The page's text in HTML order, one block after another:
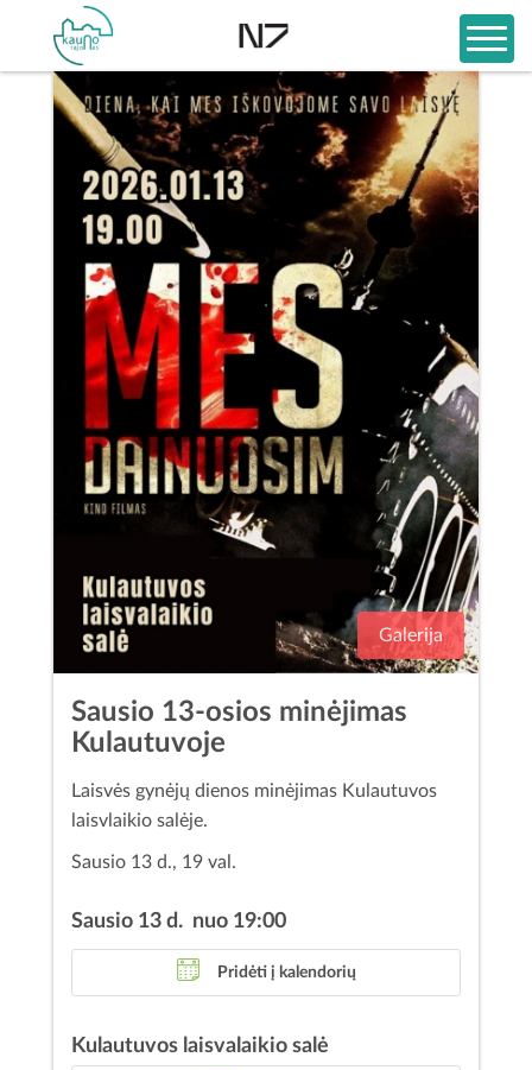
Galerija
Sausio 13-osios minėjimas
Kulautuvoje
Laisvės gynėjų dienos minėjimas Kulautuvos
laisvlaikio salėje.
Sausio 13 d., 19 val.
Sausio 13 d. nuo 19:00
Pridėti į kalendorių
Kulautuvos laisvalaikio salė